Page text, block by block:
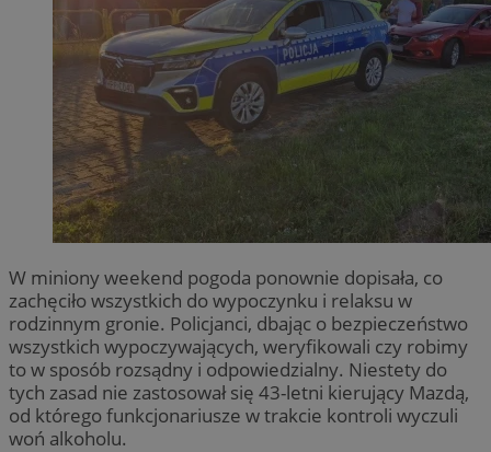
W miniony weekend pogoda ponownie dopisała, co
zachęciło wszystkich do wypoczynku i relaksu w
rodzinnym gronie. Policjanci, dbając o bezpieczeństwo
wszystkich wypoczywających, weryfikowali czy robimy
to w sposób rozsądny i odpowiedzialny. Niestety do
tych zasad nie zastosował się 43-letni kierujący Mazdą,
od którego funkcjonariusze w trakcie kontroli wyczuli
woń alkoholu.